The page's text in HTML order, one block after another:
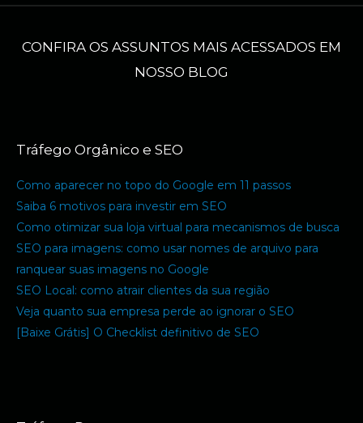
CONFIRA OS ASSUNTOS MAIS ACESSADOS EM
NOSSO BLOG
Tráfego Orgânico e SEO
Como aparecer no topo do Google em 11 passos
Saiba 6 motivos para investir em SEO
Como otimizar sua loja virtual para mecanismos de busca
SEO para imagens: como usar nomes de arquivo para
ranquear suas imagens no Google
SEO Local: como atrair clientes da sua região
Veja quanto sua empresa perde ao ignorar o SEO
[Baixe Grátis] O Checklist definitivo de SEO